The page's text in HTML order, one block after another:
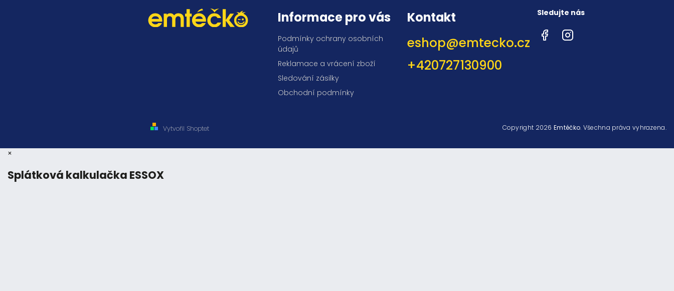
Informace pro vás
Podmínky ochrany osobních
údajů
Reklamace a vrácení zboží
Sledování zásilky
Obchodní podmínky
Kontakt
eshop@emtecko.cz
+420727130900
Sledujte nás
FacebookInstagram
Vytvořil Shoptet Copyright 2026Emtéčko. Všechna práva vyhrazena.
×
Splátková kalkulačka ESSOX